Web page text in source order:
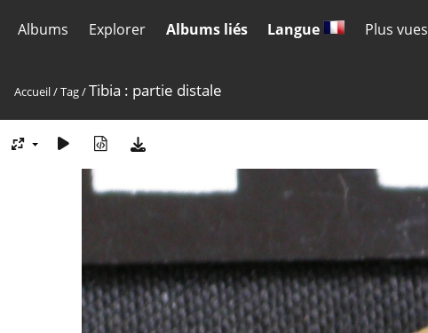
Albums Explorer Albums liés Langue Plus vues
Accueil/Tag/Tibia : partie distale